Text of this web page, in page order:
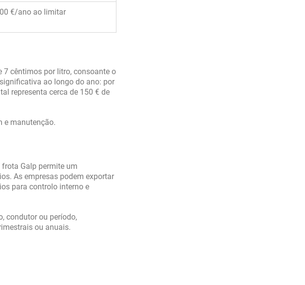
€/ano ao limitar
7 cêntimos por litro, consoante o
ao longo do ano: por
representa cerca de 150 € de
e manutenção.
Galp permite um
As empresas podem exportar
para controlo interno e
condutor ou período,
ou anuais.